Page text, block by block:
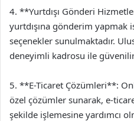
4. **Yurtdışı Gönderi
yurtdışına gönderim yapmak
seçenekler sunulmaktadır.
deneyimli kadrosu ile
5. **E-Ticaret Çözümleri**:
özel çözümler sunarak, e-
şekilde işlemesine yardımcı